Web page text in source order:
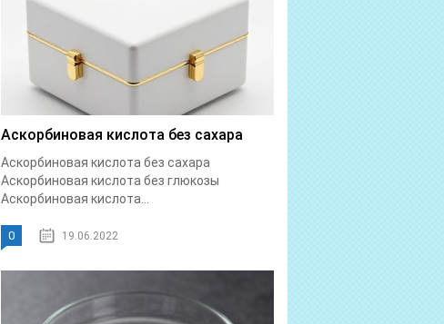
Аскорбиновая кислота без сахара
Аскорбиновая кислота без сахара
Аскорбиновая кислота без глюкозы
Аскорбиновая кислота...
0 19.06.2022